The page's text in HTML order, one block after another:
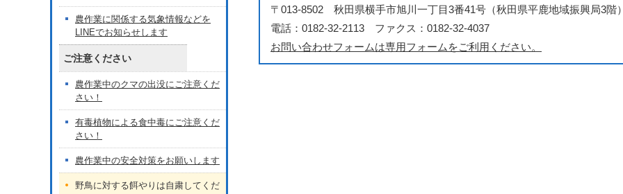
〒013-8502 秋田県横手市旭川一丁目3番41号（秋田県平鹿地域振興局3階
電話：0182-32-2113 ファクス：0182-32-4037
お問い合わせフォームは専用フォームをご利用ください。
農作業に関係する気象情報などを
LINEでお知らせします
ご注意ください
農作業中のクマの出没にご注意くだ
さい！
有毒植物による食中毒にご注意くだ
さい！
農作業中の安全対策をお願いします
野鳥に対する餌やりは自粛してくだ